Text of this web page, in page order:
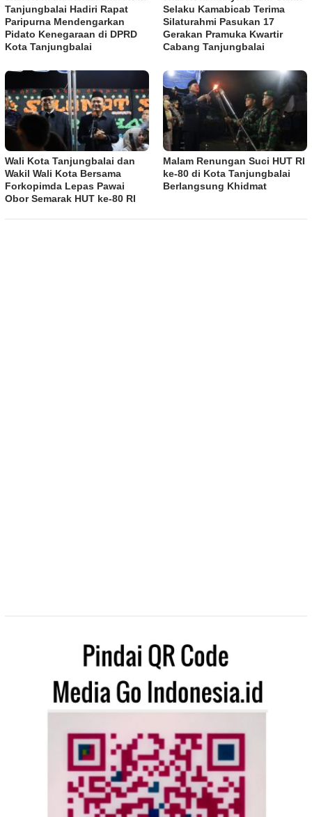
Tanjungbalai Hadiri Rapat
Paripurna Mendengarkan
Pidato Kenegaraan di DPRD
Kota Tanjungbalai
Selaku Kamabicab Terima
Silaturahmi Pasukan 17
Gerakan Pramuka Kwartir
Cabang Tanjungbalai
Wali Kota Tanjungbalai dan
Wakil Wali Kota Bersama
Forkopimda Lepas Pawai
Obor Semarak HUT ke-80 RI
Malam Renungan Suci HUT RI
ke-80 di Kota Tanjungbalai
Berlangsung Khidmat